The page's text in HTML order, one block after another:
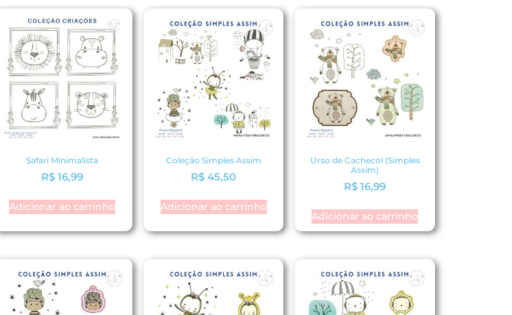
Safari Minimalista
R$ 16,99
Adicionar ao carrinho
Coleção Simples Assim
R$ 45,50
Adicionar ao carrinho
Urso de Cachecol (Simples
Assim)
R$ 16,99
Adicionar ao carrinho